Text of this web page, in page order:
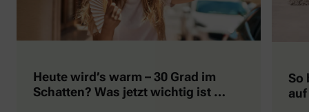
Heute wird’s warm – 30 Grad im
Schatten? Was jetzt wichtig ist …
So